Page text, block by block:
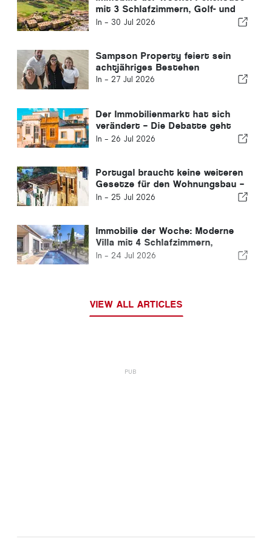
mit 3 Schlafzimmern, Golf- und
Meerblick in Vilamoura
In - 30 Jul 2026
Sampson Property feiert sein
achtjähriges Bestehen
In - 27 Jul 2026
Der Immobilienmarkt hat sich
verändert – Die Debatte geht
weiter wie schon in der
In - 26 Jul 2026
Portugal braucht keine weiteren
Gesetze für den Wohnungsbau –
es muss Taten folgen lassen!
In - 25 Jul 2026
Immobilie der Woche: Moderne
Villa mit 4 Schlafzimmern,
Meerblick und Pool in Luz zu
In - 24 Jul 2026
VIEW ALL ARTICLES